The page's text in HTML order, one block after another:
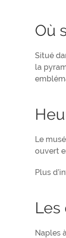
Où
Situé
la
Le
ouvert
Plus
Les
Naples